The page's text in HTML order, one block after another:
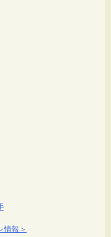
情報＞